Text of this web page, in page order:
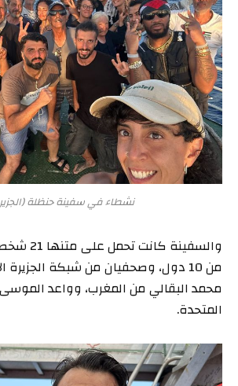
نشطاء في سفينة حنظلة
من 10 دول، وصحفيان من شبكة الجزيرة
محمد البقالي من المغرب، وواعد
المتحدة.